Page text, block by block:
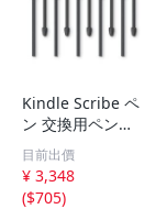
Kindle Scribe ペ
ン 交換用ペン先
バランスタイプ
ブラック
目前出價
¥ 3,348
($705)